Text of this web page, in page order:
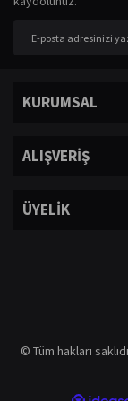
Ürün fiyatı diğer
KURUMSAL
ALIŞVERİŞ
ÜYELİK
© Tüm hakları